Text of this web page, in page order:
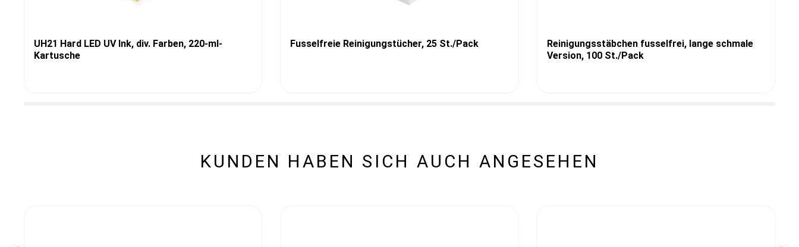
UH21 Hard LED UV Ink, div. Farben, 220-ml-
Kartusche
Fusselfreie Reinigungstücher, 25 St./Pack
Reinigungsstäbchen fusselfrei, lange schmale
Version, 100 St./Pack
KUNDEN HABEN SICH AUCH ANGESEHEN